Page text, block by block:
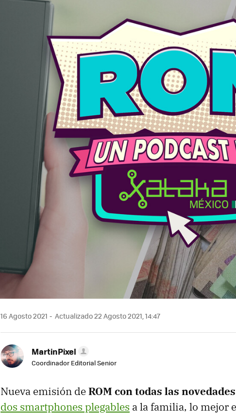
16 Agosto 2021 Actualizado 22 Agosto 2021, 14:47
MartinPixel
Coordinador Editorial Senior
Nueva emisión deROM con todas las
dos smartphones plegables a la familia, lo mejor